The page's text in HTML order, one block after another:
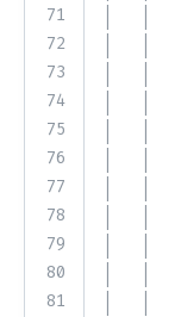
71
72
73
74
75
76
77
78
79
80
81
│   │
│   │
│   │
│   │
│   │
│   │
│   │
│   │
│   │
│   │
│   │